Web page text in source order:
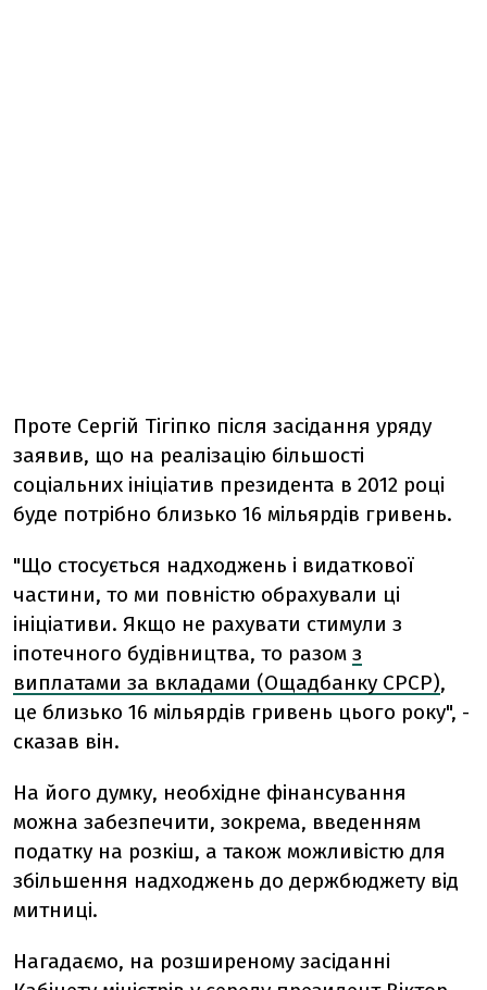
Проте Сергій Тігіпко після засідання уряду
заявив, що на реалізацію більшості
соціальних ініціатив президента в 2012 році
буде потрібно близько 16 мільярдів гривень.
"Що стосується надходжень і видаткової
частини, то ми повністю обрахували ці
ініціативи. Якщо не рахувати стимули з
іпотечного будівництва, то разом з
виплатами за вкладами (Ощадбанку СРСР),
це близько 16 мільярдів гривень цього року", -
сказав він.
На його думку, необхідне фінансування
можна забезпечити, зокрема, введенням
податку на розкіш, а також можливістю для
збільшення надходжень до держбюджету від
митниці.
Нагадаємо, на розширеному засіданні